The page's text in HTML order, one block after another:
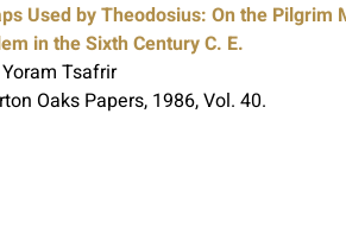
Used by Theodosius: On the Pilgrim
in the Sixth Century C. E.
Tsafrir
Oaks Papers, 1986, Vol. 40.